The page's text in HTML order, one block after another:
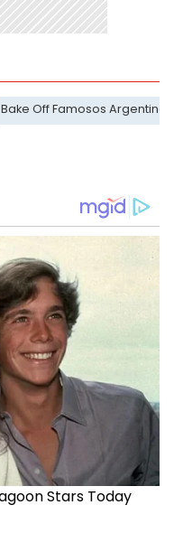
Bake Off Famosos Argentina